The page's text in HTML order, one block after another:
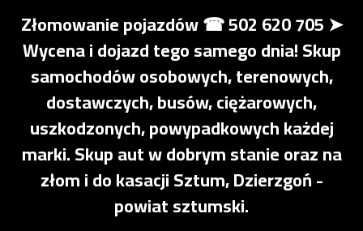
Złomowanie pojazdów ☎ 502 620 705 ➤
Wycena i dojazd tego samego dnia! Skup
samochodów osobowych, terenowych,
dostawczych, busów, ciężarowych,
uszkodzonych, powypadkowych każdej
marki. Skup aut w dobrym stanie oraz na
złom i do kasacji Sztum, Dzierzgoń -
powiat sztumski.